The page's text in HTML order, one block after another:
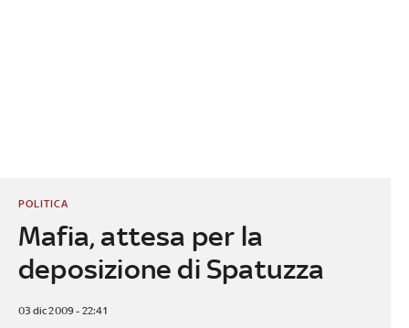
Mafia, attesa per la
deposizione di Spatuzza
POLITICA
03 dic 2009 - 22:41